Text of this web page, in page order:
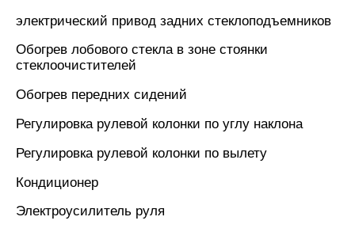
электрический привод задних стеклоподъемников
Обогрев лобового стекла в зоне стоянки
стеклоочистителей
Обогрев передних сидений
Регулировка рулевой колонки по углу наклона
Регулировка рулевой колонки по вылету
Кондиционер
Электроусилитель руля